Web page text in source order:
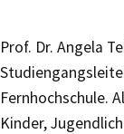
Prof. Dr. Angela
Fernhochschule.
Kinder,